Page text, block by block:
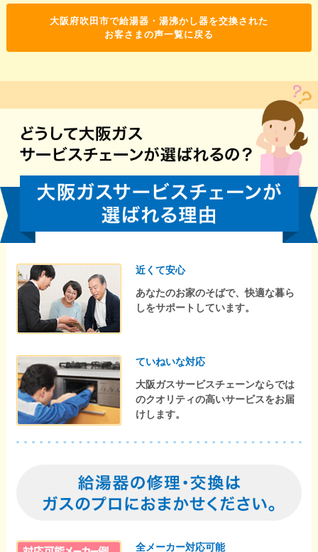
大阪府吹田市で給湯器・湯沸かし器を交換された
お客さまの声一覧に戻る
近くて安心
あなたのお家のそばで、快適な暮ら
しをサポートしています。
ていねいな対応
大阪ガスサービスチェーンならでは
のクオリティの高いサービスをお届
けします。
全メーカー対応可能